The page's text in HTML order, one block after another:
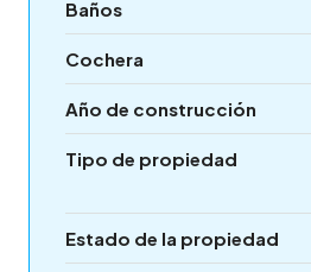
Baños
Cochera
Año de construcción
Tipo de propiedad
Estado de la propiedad